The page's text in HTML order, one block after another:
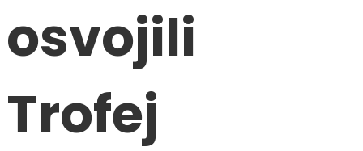
osvojili
Trofej